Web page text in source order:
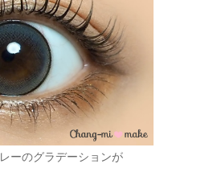
ーのグラデーションが